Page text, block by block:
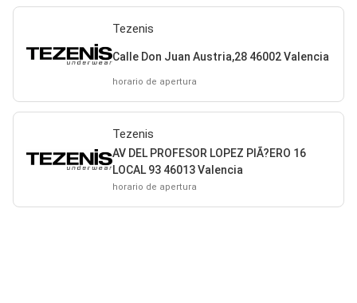
Tezenis
Calle Don Juan Austria,28 46002 Valencia
horario de apertura
Tezenis
AV DEL PROFESOR LOPEZ PIÃ?ERO 16
LOCAL 93 46013 Valencia
horario de apertura